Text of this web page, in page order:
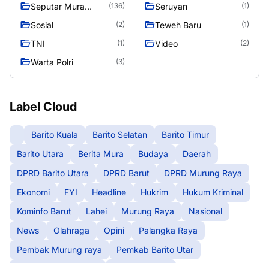
Seputar Mura
(136) Seruyan (1)
Sosial (2) Teweh Baru (1)
TNI (1) Video (2)
Warta Polri (3)
Label Cloud
Barito Kuala Barito Selatan
Barito Timur
Barito Utara
Berita Mura Budaya
Daerah
DPRD Barito Utara
DPRD Barut
DPRD Murung Raya
Ekonomi
FYI Headline Hukrim
Hukum Kriminal
Kominfo Barut
Lahei Murung Raya
Nasional
News
Olahraga Opini
Palangka Raya
Pembak Murung raya
Pemkab Barito Utar